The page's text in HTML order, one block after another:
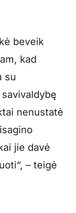
beveik
kad
su
nenustatė
jie davė
– teigė